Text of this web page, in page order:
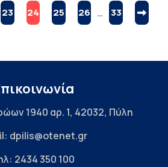
23 24 25 26 … 33
1940 αρ. 1, 42032, Πύλη
dpilis@otenet.gr
2434 350 100